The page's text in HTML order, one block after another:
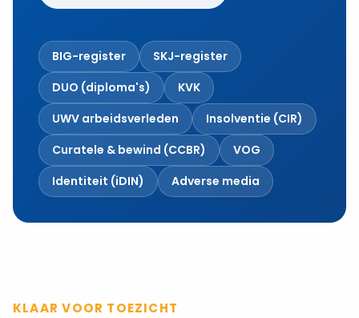
BIG-register
SKJ-register
DUO (diploma's)
KVK
UWV arbeidsverleden
Insolventie (CIR)
Curatele & bewind (CCBR)
VOG
Identiteit (iDIN)
Adverse media
KLAAR VOOR TOEZICHT